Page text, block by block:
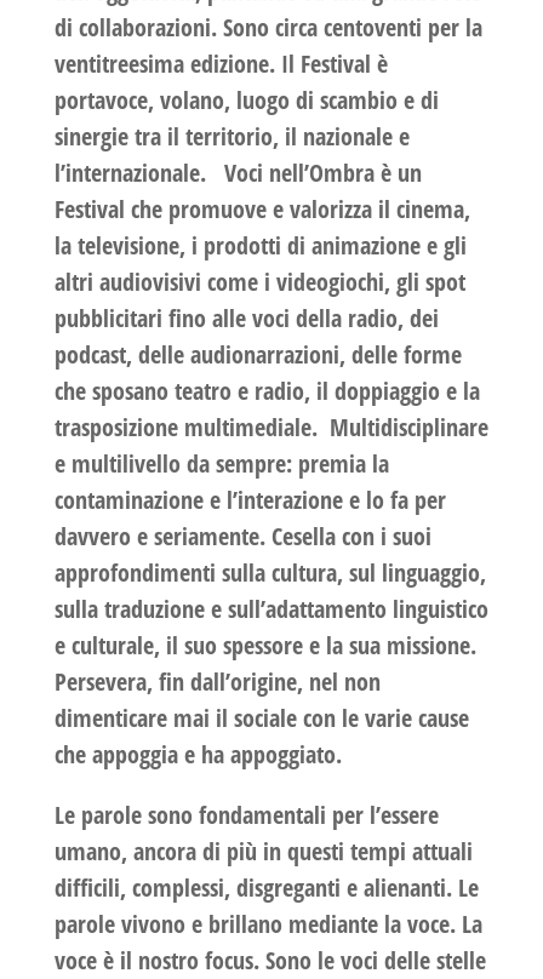
di collaborazioni. Sono circa centoventi per la
ventitreesima edizione. Il Festival è
portavoce, volano, luogo di scambio e di
sinergie tra il territorio, il nazionale e
l’internazionale. Voci nell’Ombra è un
Festival che promuove e valorizza il cinema,
la televisione, i prodotti di animazione e gli
altri audiovisivi come i videogiochi, gli spot
pubblicitari fino alle voci della radio, dei
podcast, delle audionarrazioni, delle forme
che sposano teatro e radio, il doppiaggio e la
trasposizione multimediale. Multidisciplinare
e multilivello da sempre: premia la
contaminazione e l’interazione e lo fa per
davvero e seriamente. Cesella con i suoi
approfondimenti sulla cultura, sul linguaggio,
sulla traduzione e sull’adattamento linguistico
e culturale, il suo spessore e la sua missione.
Persevera, fin dall’origine, nel non
dimenticare mai il sociale con le varie cause
che appoggia e ha appoggiato.
Le parole sono fondamentali per l’essere
umano, ancora di più in questi tempi attuali
difficili, complessi, disgreganti e alienanti. Le
parole vivono e brillano mediante la voce. La
voce è il nostro focus. Sono le voci delle stelle